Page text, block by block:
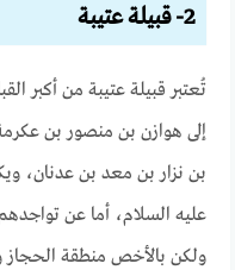
2- قبيلة عتيبة
تُعتبر قبيلة عتيبة من أكبر
إلى هوازن بن منصور بن
بن نزار بن معد بن عدنان،
عليه السلام، أما عن
ولكن بالأخص منطقة الحجاز